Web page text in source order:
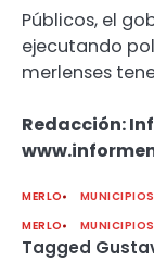
Públicos, el
ejecutando
merlenses
Redacción:
MERLO
MUNICIPIOS
MERLO
MUNICIPIOS
Tagged